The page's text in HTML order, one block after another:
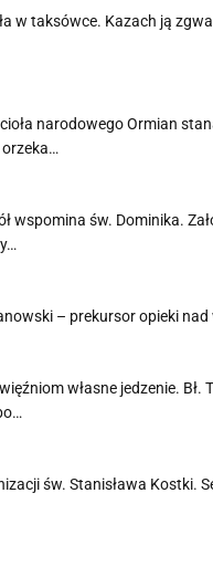
w taksówce. Kazach ją
narodowego Ormian
orzeka…
wspomina św. Dominika.
– prekursor opieki
własne jedzenie. Bł.
św. Stanisława Kostki.